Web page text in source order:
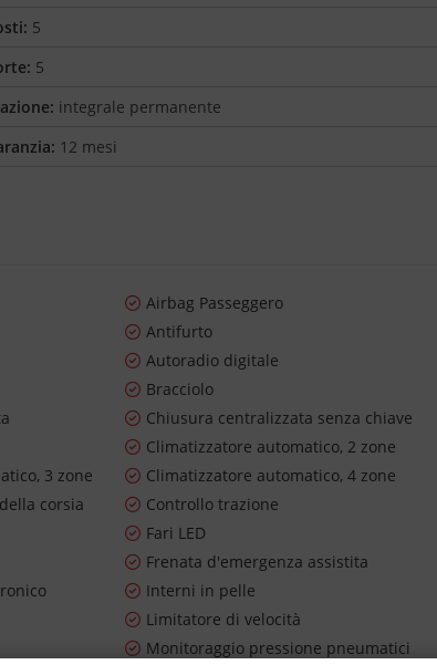
5
5
integrale permanente
12 mesi
Airbag Passeggero
Antifurto
Autoradio digitale
Bracciolo
Chiusura centralizzata senza chiave
Climatizzatore automatico, 2 zone
3 zone
Climatizzatore automatico, 4 zone
corsia
Controllo trazione
Fari LED
Frenata d'emergenza assistita
Interni in pelle
Limitatore di velocità
Monitoraggio pressione pneumatici